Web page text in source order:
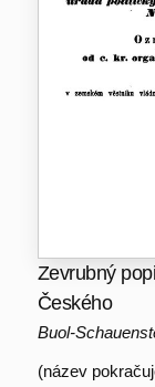
Zevrubný
Českého
Buol-
(název